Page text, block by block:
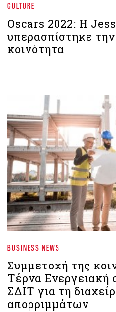
CULTURE
Oscars 2022: H
υπερασπίστηκε
κοινότητα
BUSINESS NEWS
Συμμετοχή της
Τέρνα Ενεργειακή
ΣΔΙΤ για τη
απορριμμάτων